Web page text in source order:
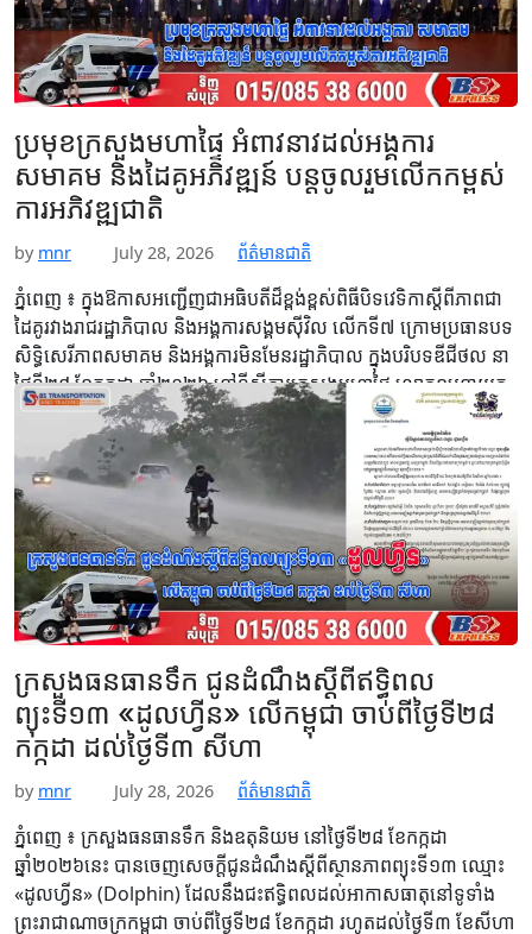
ប្រមុខក្រសួងមហាផ្ទៃ អំពាវនាវដល់អង្គការ
សមាគម និងដៃគូអភិវឌ្ឍន៍ បន្តចូលរួមលើកកម្ពស់
ការអភិវឌ្ឍជាតិ
by mnr July 28, 2026 ព័ត៌មានជាតិ
ភ្នំពេញ ៖ ក្នុងឱកាសអញ្ជើញជាអធិបតីដ៏ខ្ពង់ខ្ពស់ពិធីបិទវេទិកាស្តីពីភាពជា
ដៃគូរវាងរាជរដ្ឋាភិបាល និងអង្គការសង្គមស៊ីវិល លើកទី៧ ក្រោមប្រធានបទ
សិទ្ធិសេរីភាពសមាគម និងអង្គការមិនមែនរដ្ឋាភិបាល ក្នុងបរិបទឌីជីថល នា
ថ្ងៃទី២៨ ខែកក្កដា ឆ្នាំ២០២៦ នៅទីស្តីការក្រសួងមហាផ្ទៃ លោកឧបនាយក
រដ្ឋមន្ត្រី ស សុខា រដ្ឋមន្ត្រីក្រសួងមហាផ្ទៃ បានអំពាវនាវអង្គការ សមាគម និង
ដៃគូអភិវឌ្ឍន៍ទាំងអស់…
Read More
ក្រសួងធនធានទឹក ជូនដំណឹងស្ដីពីឥទ្ធិពល
ព្យុះទី១៣ «ដូលហ្វីន» លើកម្ពុជា ចាប់ពីថ្ងៃទី២៨
កក្កដា ដល់ថ្ងៃទី៣ សីហា
by mnr July 28, 2026 ព័ត៌មានជាតិ
ភ្នំពេញ ៖ ក្រសួងធនធានទឹក និងឧតុនិយម នៅថ្ងៃទី២៨ ខែកក្កដា
ឆ្នាំ២០២៦នេះ បានចេញសេចក្តីជូនដំណឹងស្តីពីស្ថានភាពព្យុះទី១៣ ឈ្មោះ
«ដូលហ្វីន» (Dolphin) ដែលនឹងជះឥទ្ធិពលដល់អាកាសធាតុនៅទូទាំង
ព្រះរាជាណាចក្រកម្ពុជា ចាប់ពីថ្ងៃទី២៨ ខែកក្កដា រហូតដល់ថ្ងៃទី៣ ខែសីហា